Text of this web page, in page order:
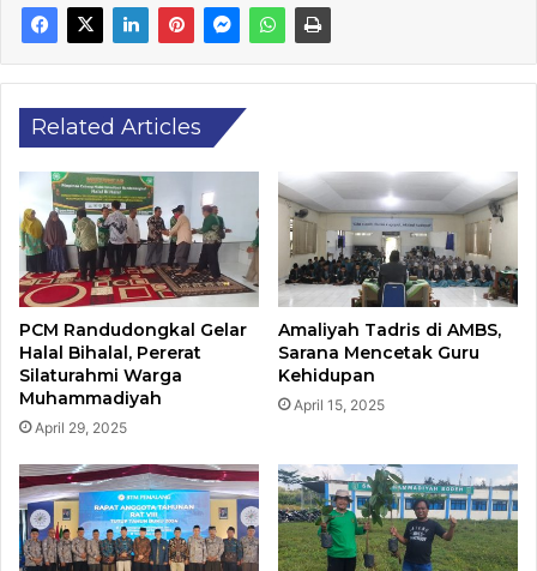
Related Articles
PCM Randudongkal Gelar
Halal Bihalal, Pererat
Silaturahmi Warga
Muhammadiyah
April 29, 2025
Amaliyah Tadris di AMBS,
Sarana Mencetak Guru
Kehidupan
April 15, 2025